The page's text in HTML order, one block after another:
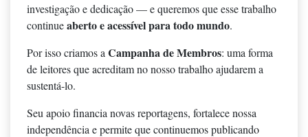
investigação e dedicação — e queremos que esse trabalho
continueaberto e acessível para todo mundo.
Por isso criamos a Campanha de Membros: uma forma
de leitores que acreditam no nosso trabalho ajudarem a
sustentá-lo.
Seu apoio financia novas reportagens, fortalece nossa
independência e permite que continuemos publicando